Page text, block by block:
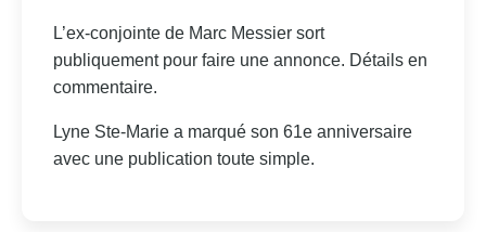
L’ex-conjointe de Marc Messier sort
publiquement pour faire une annonce. Détails en
commentaire.
Lyne Ste-Marie a marqué son 61e anniversaire
avec une publication toute simple.